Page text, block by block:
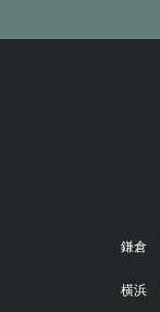
鎌倉
横浜